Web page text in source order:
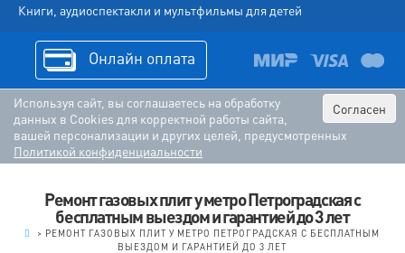
Книги, аудиоспектакли и мультфильмы для детей
Онлайн оплата
Согласен
Используя сайт, вы соглашаетесь на обработку
данных в Cookies для корректной работы сайта,
вашей персонализации и других целей, предусмотренных
Политикой конфиденциальности
Ремонт газовых плит у метро Петроградская с
бесплатным выездом и гарантией до 3 лет
> РЕМОНТ ГАЗОВЫХ ПЛИТ У МЕТРО ПЕТРОГРАДСКАЯ С БЕСПЛАТНЫМ
ВЫЕЗДОМ И ГАРАНТИЕЙ ДО 3 ЛЕТ